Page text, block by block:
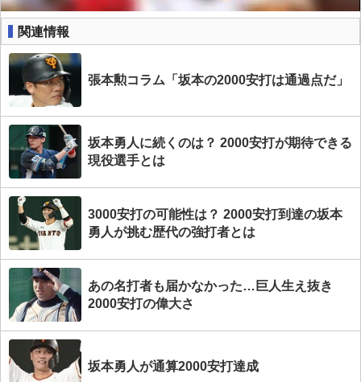
関連情報
張本勲コラム「坂本の2000安打は通過点だ」
坂本勇人に続くのは？ 2000安打が期待できる
現役選手とは
3000安打の可能性は？ 2000安打到達の坂本
勇人が挑む歴代の強打者とは
あの名打者も届かなかった…巨人生え抜き
2000安打の偉大さ
坂本勇人が通算2000安打達成